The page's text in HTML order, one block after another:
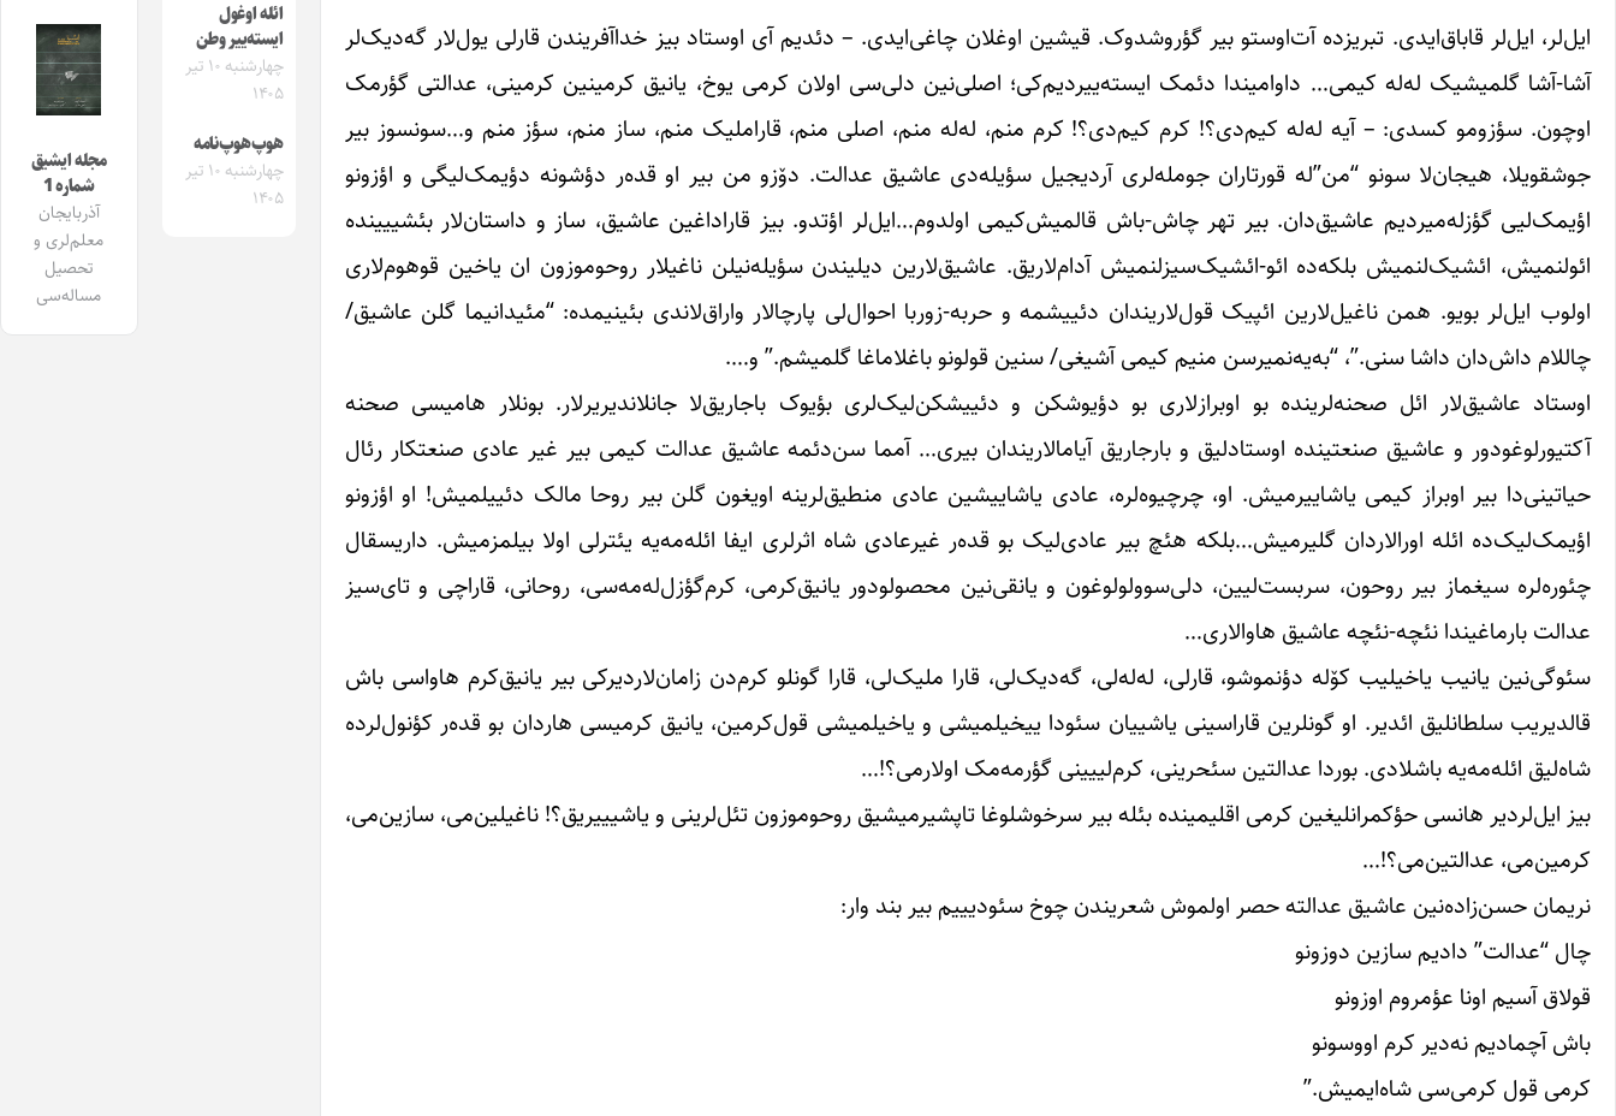
ایل‌لر، ایل‌لر قاباق‌ایدی. تبریزده آت‌اوستو بیر گؤروشدوک. قیشین اوغلان چاغی‌ایدی. – دئدیم آی اوستاد بیز خداآفریندن قارلی یول‌لار گه‌دیک‌لر
آشا-آشا گلمیشیک له‌له کیمی… داوامیندا دئمک ایسته‌ییردیم‌کی؛ اصلی‌نین دلی‌سی اولان کرمی یوخ، یانیق کرمینین کرمینی، عدالتی گؤرمک
اوچون. سؤزومو کسدی: – آیه له‌له کیم‌دی؟! کرم کیم‌دی؟! کرم منم، له‌له منم، اصلی منم، قارا‌ملیک منم، ساز منم، سؤز منم و…سونسوز بیر
جوشقویلا، هیجان‌لا سونو “من”‌له قورتاران جومله‌لری آردیجیل سؤیله‌دی عاشیق عدالت. دۆزو من بیر او قده‌ر دؤشونه دؤیمک‌لیگی و اؤزونو
اؤیمک‌لیی گؤزله‌میردیم عاشیق‌دان. بیر تهر چاش-باش قالمیش‌کیمی اولدوم…ایل‌لر اؤتدو. بیز قاراداغین عاشیق، ساز و داستان‌لار بئشییینده
ائولنمیش، ائشیک‌لنمیش بلکه‌ده ائو-ائشیک‌سیزلنمیش آدا‌م‌لاریق. عاشیق‌لارین دیلیندن سؤیله‌نیلن ناغیلار روحوموزون ان یاخین قوهوم‌لاری
اولوب ایل‌لر بویو. همن ناغیل‌لارین ائپیک قول‌لاریندان دئییشمه و حربه-زوربا احوال‌لی پارچالار واراق‌لاندی بئینیمده: “مئیدانیما گلن عاشیق/
چاللام داش‌دان داشا سنی.”، “به‌یه‌نمیرسن منیم کیمی آشیغی/ سنین قولونو باغلاماغا گلمیشم.” و….
اوستاد عاشیق‌لار ائل صحنه‌لرینده بو اوبرازلاری بو دؤیوشکن و دئییشکن‌لیک‌لری بؤیوک باجاریق‌لا جانلاندیریرلار. بونلار هامیسی صحنه‌
آکتیورلوغودور‌ و عاشیق صنعتینده اوستادلیق و بارجاریق آیامالاریندان بیری… آمما سن‌دئمه عاشیق عدالت کیمی بیر غیر عادی صنعتکار رئال
حیاتینی‌دا بیر اوبراز کیمی یاشاییرمیش. او، چرچیوه‌لره، عادی یاشاییشین عادی منطیق‌لرینه اویغون گلن بیر روحا مالک دئییلمیش! او اؤزونو
اؤیمک‌لیک‌ده ائله اورالاردان گلیرمیش…بلکه هئچ بیر عادی‌لیک بو قده‌ر غیرعادی شاه اثرلری ایفا ائله‌مه‌یه یئترلی اولا بیلمزمیش. داریسقال
چئوره‌لره سیغماز بیر روحون، سربست‌لیین، دلی‌سوولولوغون و یانقی‌نین محصولودور یانیق‌کرمی، کرم‌گؤزل‌له‌مه‌سی، روحانی، قاراچی و تای‌سیز
عدالت بارماغیندا نئچه-نئچه عاشیق هاوالاری…
سئوگی‌نین یانیب یاخیلیب کۆله دؤنموشو، قارلی، له‌له‌لی، گه‌دیک‌لی، قارا ملیک‌لی، قارا گونلو کرم‌دن زامان‌لاردیرکی بیر یانیق‌کرم هاواسی باش
قالدیریب سلطانلیق ائدیر. او گونلرین قاراسینی یاشییان سئودا ییخیلمیشی و یاخیلمیشی قول‌کرمین، یانیق کرمیسی هاردان بو قده‌ر کؤنول‌لرده
شاه‌لیق ائله‌مه‌یه باشلادی. بوردا عدالتین سئحرینی، کرم‌لییینی گؤرمه‌مک اولارمی؟!…
بیز ایل‌لردیر هانسی حؤکمرانلیغین کرمی اقلیمینده بئله بیر سرخوشلوغا تاپشیرمیشیق روحوموزون تئل‌لرینی و یاشیییریق؟! ناغیلین‌می، سازین‌می،
کرمین‌می، عدالتین‌می؟!…
نریمان حسن‌زاده‌‌نین عاشیق عدالته حصر اولموش شعریندن چوخ سئودیییم بیر بند وار:
چال “عدالت” دادیم سازین دوزونو
قولاق آسیم اونا عؤمروم اوزونو
باش آچمادیم نه‌دیر کرم اووسونو
کرمی قول کرمی‌سی شاه‌ایمیش.”
ائله اوغول
ایسته‌ییر وطن
چهارشنبه ۱۰ تیر
۱۴۰۵
هوپ‌هوپ‌نامه
چهارشنبه ۱۰ تیر
۱۴۰۵
مجله ایشیق
شماره 1
آذربایجان
معلم‌لری و
تحصیل
مساله‌سی